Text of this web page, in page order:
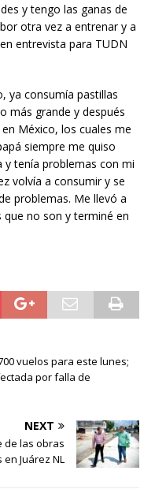
y tengo las ganas de
otra vez a entrenar y a
entrevista para TUDN
ya consumía pastillas
más grande y después
México, los cuales me
siempre me quiso
y tenía problemas con mi
volvía a consumir y se
problemas. Me llevó a
no son y terminé en
vuelos para este lunes;
por falla de
NEXT
de las obras
Juárez NL